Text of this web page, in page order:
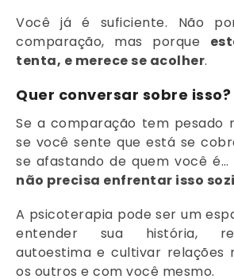
Você já é suficiente. Não
comparação, mas porque
tenta, e merece se acolher.
Quer conversar sobre isso?
Se a comparação tem pesado
se você sente que está se
se afastando de quem você é…
não precisa enfrentar isso
A psicoterapia pode ser um
entender sua história,
autoestima e cultivar relações
os outros e com você mesmo.